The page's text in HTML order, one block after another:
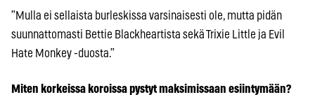
”Mulla ei sellaista burleskissa varsinaisesti ole, mutta pidän
suunnattomasti Bettie Blackheartista sekä Trixie Little ja Evil
Hate Monkey -duosta.”
Miten korkeissa koroissa pystyt maksimissaan esiintymään?